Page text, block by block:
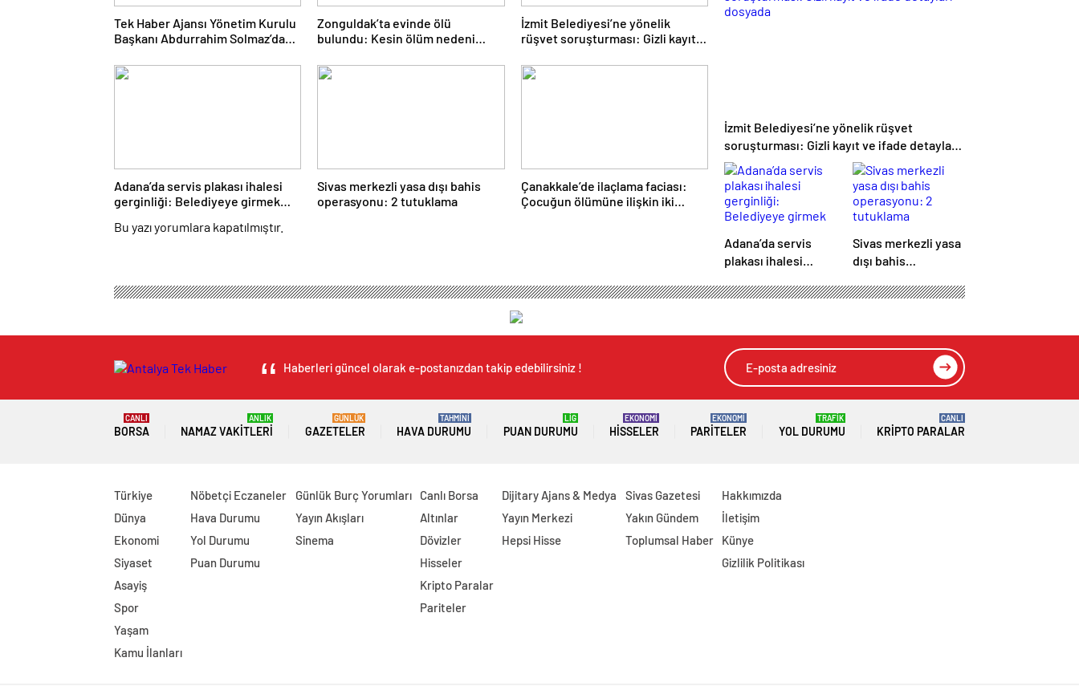
Tek Haber Ajansı Yönetim Kurulu
Başkanı Abdurrahim Solmaz’dan
Özgür Celbek’e Hayırlı Olsun
Ziyareti
Zonguldak’ta evinde ölü
bulundu: Kesin ölüm nedeni
İzmit Belediyesi’ne yönelik
rüşvet soruşturması: Gizli kayıt
Adana’da servis plakası ihalesi
gerginliği: Belediyeye girmek
Sivas merkezli yasa dışı bahis
operasyonu: 2 tutuklama
Çanakkale’de ilaçlama faciası:
Çocuğun ölümüne ilişkin iki
Bu yazı yorumlara kapatılmıştır.
Solmaz’dan
İzmit Belediyesi’ne yönelik rüşvet
soruşturması: Gizli kayıt ve ifade detayları
dosyada
Adana’da servis
plakası ihalesi
Belediyeye girmek
Sivas merkezli yasa
dışı bahis
tutuklama
Haberleri güncel olarak e-postanızdan takip edebilirsiniz !
BORSA
CANLI
NAMAZ VAKITLERI
ANLIK
GAZETELER
GÜNLÜK
HAVA DURUMU
TAHMİNİ
PUAN DURUMU
LİG
HISSELER
EKONOMİ
PARITELER
EKONOMİ
YOL DURUMU
TRAFİK
KRIPTO PARALAR
CANLI
Türkiye
Dünya
Ekonomi
Siyaset
Asayiş
Spor
Yaşam
Kamu İlanları
Nöbetçi Eczaneler
Hava Durumu
Yol Durumu
Puan Durumu
Günlük Burç Yorumları
Yayın Akışları
Sinema
Canlı Borsa
Altınlar
Dövizler
Hisseler
Kripto Paralar
Pariteler
Dijitary Ajans & Medya
Yayın Merkezi
Hepsi Hisse
Sivas Gazetesi
Yakın Gündem
Toplumsal Haber
Hakkımızda
İletişim
Künye
Gizlilik Politikası